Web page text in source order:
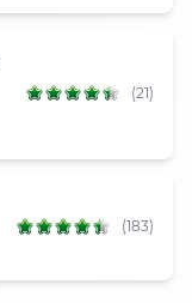
(21)
(183)